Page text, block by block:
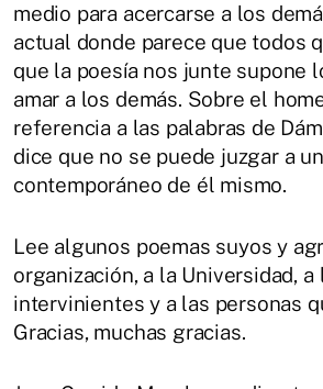
medio para acercarse a los
actual donde parece que todos
que la poesía nos junte supone
amar a los demás. Sobre el
referencia a las palabras de
dice que no se puede juzgar a
contemporáneo de él mismo.
Lee algunos poemas suyos y
organización, a la Universidad, a
intervinientes y a las personas
Gracias, muchas gracias.